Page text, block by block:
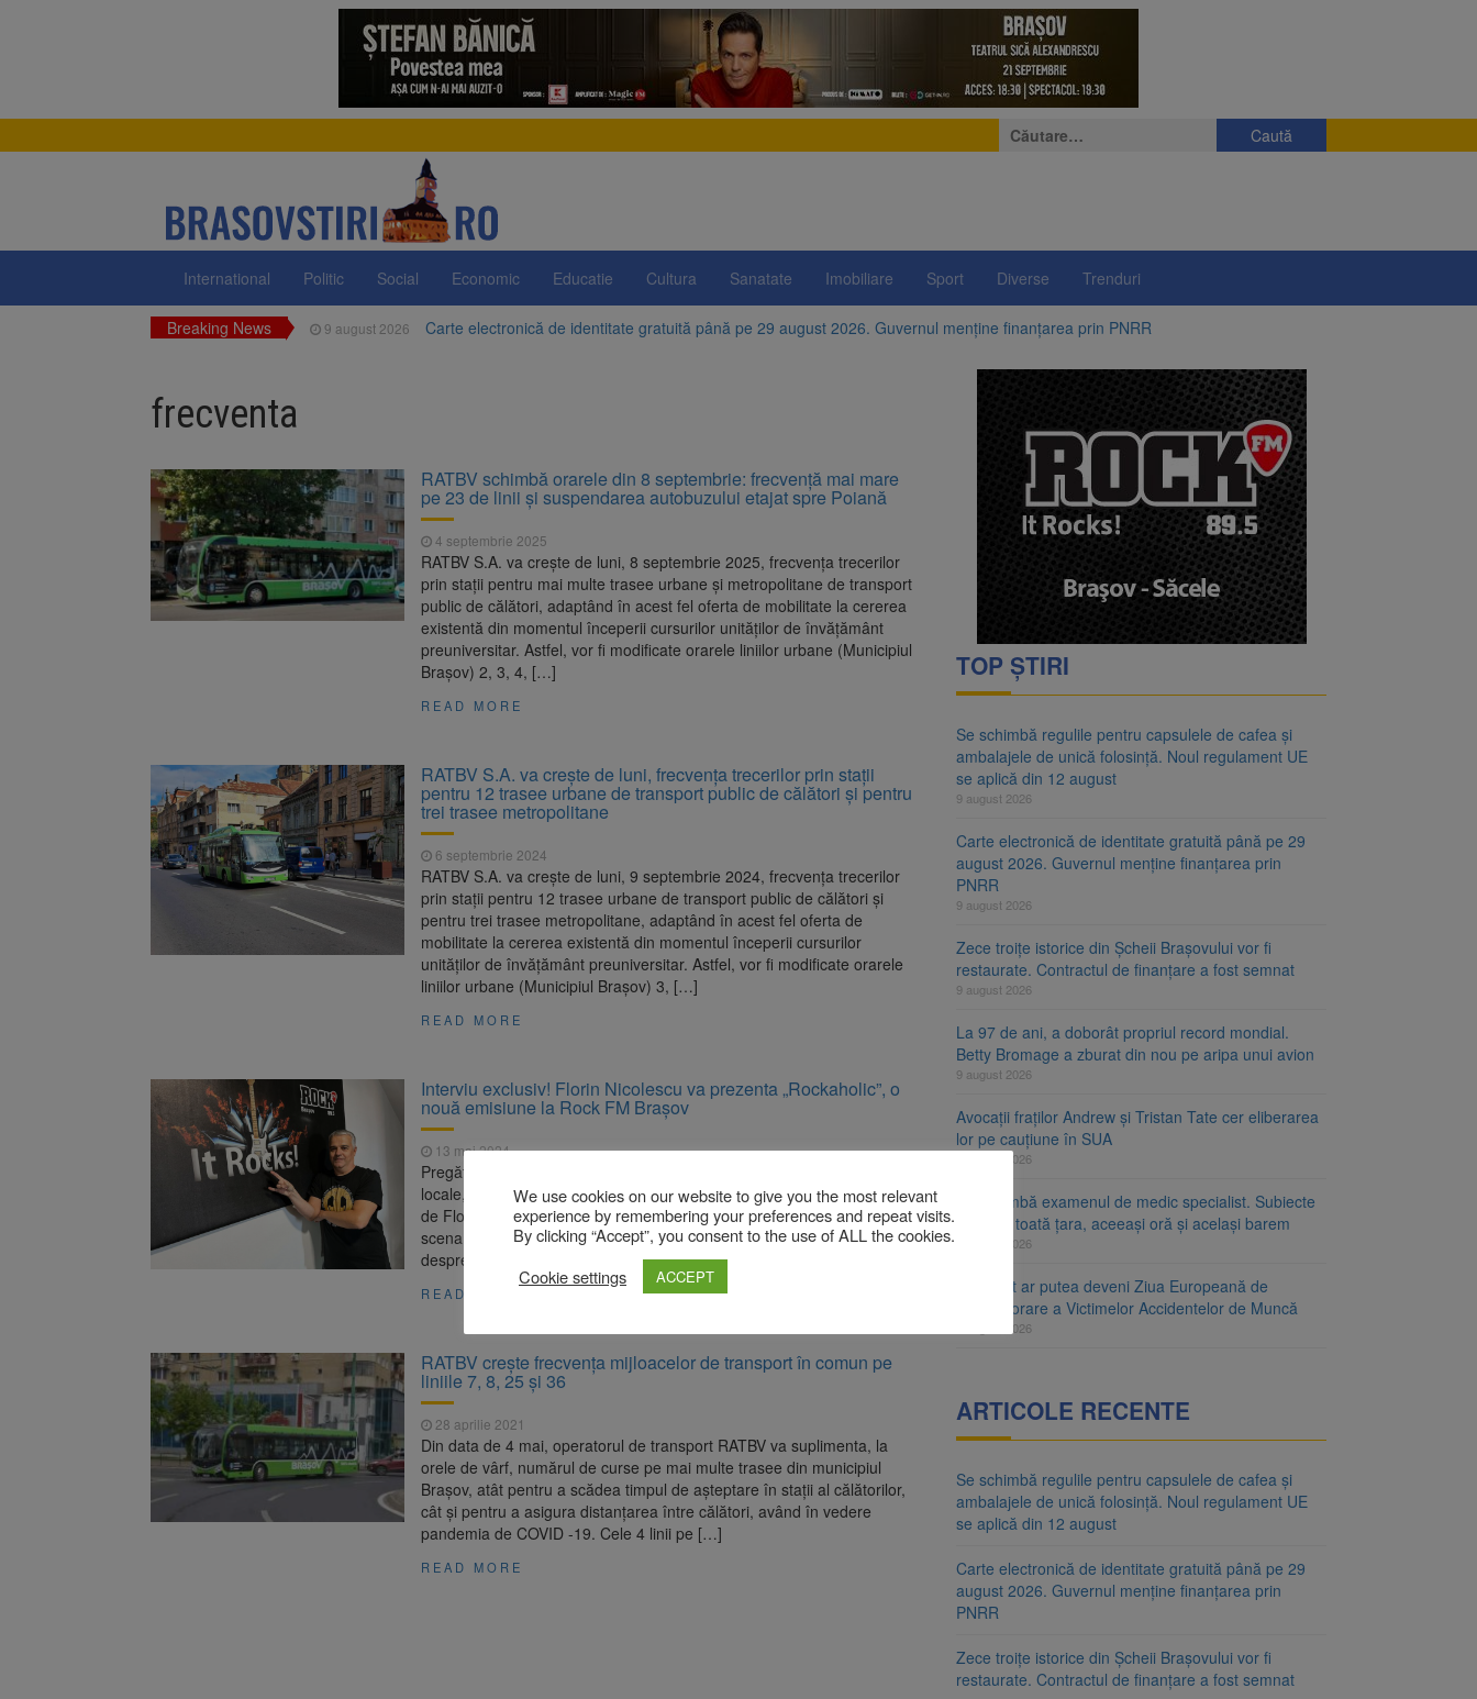
Caută
după:
International Politic Social Economic Educatie Cultura Sanatate Imobiliare Sport Diverse Trenduri
Breaking News 9 august 2026 Carte electronică de identitate gratuită până pe 29 august 2026. Guvernul menține finanțarea prin PNRR
Zece troițe istorice din Șcheii Brașovului vor fi restaurate. Contractul de finanțare a fost semnat
La 97 de ani, a doborât propriul record mondial. Betty Bromage a zburat din nou pe aripa unui avion
8 august 2026 Se schimbă examenul de medic specialist. Subiecte unice în toată țara, aceeași oră și același barem
9 august 2026
Se schimbă regulile pentru capsulele de cafea și ambalajele de unică folosință. Noul regulament UE se
aplică din 12 august
frecventa
RATBV schimbă orarele din 8 septembrie: frecvență mai mare
pe 23 de linii și suspendarea autobuzului etajat spre Poiană
4 septembrie 2025
RATBV S.A. va crește de luni, 8 septembrie 2025, frecvența trecerilor
prin stații pentru mai multe trasee urbane și metropolitane de transport
public de călători, adaptând în acest fel oferta de mobilitate la cererea
existentă din momentul începerii cursurilor unităților de învățământ
preuniversitar. Astfel, vor fi modificate orarele liniilor urbane (Municipiul
Brașov) 2, 3, 4, […]
READ MORE
RATBV S.A. va crește de luni, frecvența trecerilor prin stații
pentru 12 trasee urbane de transport public de călători și pentru
trei trasee metropolitane
6 septembrie 2024
RATBV S.A. va crește de luni, 9 septembrie 2024, frecvența trecerilor
prin stații pentru 12 trasee urbane de transport public de călători și
pentru trei trasee metropolitane, adaptând în acest fel oferta de
mobilitate la cererea existentă din momentul începerii cursurilor
unităților de învățământ preuniversitar. Astfel, vor fi modificate orarele
liniilor urbane (Municipiul Brașov) 3, […]
READ MORE
Interviu exclusiv! Florin Nicolescu va prezenta „Rockaholic”, o
nouă emisiune la Rock FM Brașov
13 mai 2024
Pregătiți-vă pentru o doză zdravănă de rock de calitate, informații
locale, știri sportive și povești captivante din lumea muzicii, toate aduse
de Florin Nicolescu, o voce cunoscută și apreciată de 31 de ani pe
scena radio din Brașov. În acest interviu exclusiv, Florin ne povestește
despre cariera sa, despre noua sa emisiune de la Rock […]
READ MORE
RATBV creşte frecvența mijloacelor de transport în comun pe
liniile 7, 8, 25 și 36
28 aprilie 2021
Din data de 4 mai, operatorul de transport RATBV va suplimenta, la
orele de vârf, numărul de curse pe mai multe trasee din municipiul
Brașov, atât pentru a scădea timpul de așteptare în stații al călătorilor,
cât și pentru a asigura distanțarea între călători, având în vedere
pandemia de COVID -19. Cele 4 linii pe […]
READ MORE
TOP ȘTIRI
Se schimbă regulile pentru capsulele de cafea și
ambalajele de unică folosință. Noul regulament UE
se aplică din 12 august
9 august 2026
Carte electronică de identitate gratuită până pe 29
august 2026. Guvernul menține finanțarea prin
PNRR
9 august 2026
Zece troițe istorice din Șcheii Brașovului vor fi
restaurate. Contractul de finanțare a fost semnat
9 august 2026
La 97 de ani, a doborât propriul record mondial.
Betty Bromage a zburat din nou pe aripa unui avion
9 august 2026
Avocații fraților Andrew și Tristan Tate cer eliberarea
lor pe cauțiune în SUA
9 august 2026
Se schimbă examenul de medic specialist. Subiecte
unice în toată țara, aceeași oră și același barem
8 august 2026
8 august ar putea deveni Ziua Europeană de
Comemorare a Victimelor Accidentelor de Muncă
8 august 2026
ARTICOLE RECENTE
Se schimbă regulile pentru capsulele de cafea și
ambalajele de unică folosință. Noul regulament UE
se aplică din 12 august
Carte electronică de identitate gratuită până pe 29
august 2026. Guvernul menține finanțarea prin
PNRR
Zece troițe istorice din Șcheii Brașovului vor fi
restaurate. Contractul de finanțare a fost semnat
We use cookies on our website to give you the most relevant
experience by remembering your preferences and repeat visits.
By clicking “Accept”, you consent to the use of ALL the cookies.
Cookie settings
ACCEPT